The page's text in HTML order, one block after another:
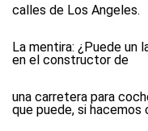
calles de Los Angeles.
La mentira: ¿Puede un
en el constructor de
una carretera para
que puede, si hacemos